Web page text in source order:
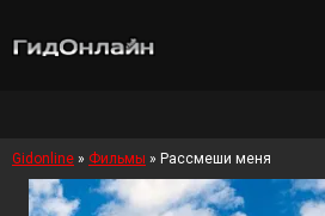
Gidonline » Фильмы » Рассмеши меня